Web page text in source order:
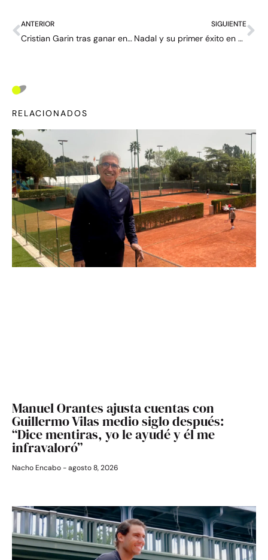
ANTERIOR
Cristian Garin tras ganar en Nueva York: “Hace diez días tenía la mano enyesada”
SIGUIENTE
Nadal y su primer éxito en el US Open: “Rompió el círculo del dolor”
RELACIONADOS
Manuel Orantes ajusta cuentas con
Guillermo Vilas medio siglo después:
“Dice mentiras, yo le ayudé y él me
infravaloró”
Nacho Encabo agosto 8, 2026